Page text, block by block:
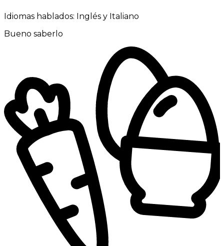
Idiomas hablados: Inglés y Italiano
Bueno saberlo